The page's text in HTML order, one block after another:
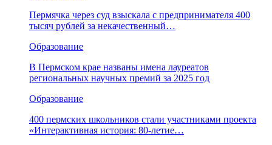
Пермячка через суд взыскала с предпринимателя 400
тысяч рублей за некачественный…
Образование
В Пермском крае названы имена лауреатов
региональных научных премий за 2025 год
Образование
400 пермских школьников стали участниками проекта
«Интерактивная история: 80-летие…